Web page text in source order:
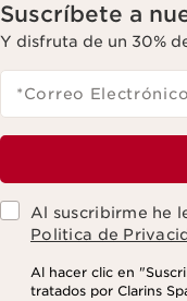
Suscríbete a
Y disfruta de un 30%
*Correo Electrónico
Al suscribirme he
Politica de
Al hacer clic en
tratados por Clarins